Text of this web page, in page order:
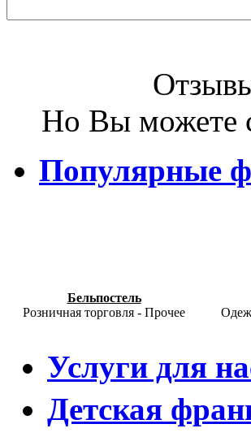
Но Вы можете
Популярные
Бельпостель
Розничная торговля - Прочее
Услуги для
Детская